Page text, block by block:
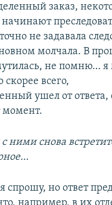
заказ,
не задавала
молчала. В
не помню… я
скорее всего,
ушел от ответа,
момент.
ними снова
спрошу, но ответ